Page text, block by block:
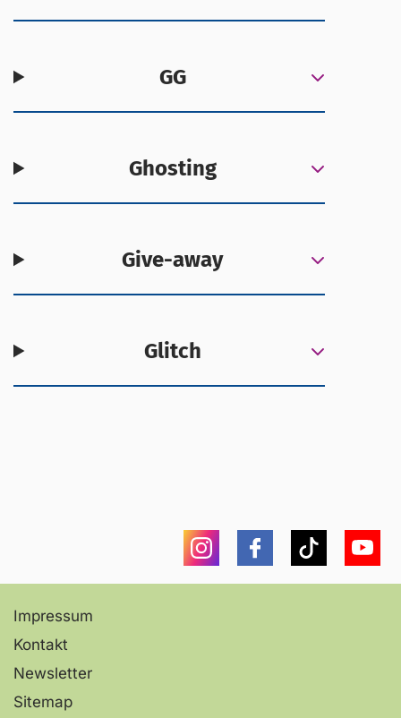
GG
Ghosting
Give-away
Glitch
Instagram Facebook Tiktok
Impressum
Kontakt
Newsletter
Sitemap